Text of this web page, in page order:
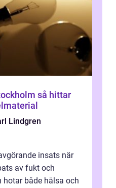
så hittar
Lindgren
insats när
av fukt och
både hälsa och